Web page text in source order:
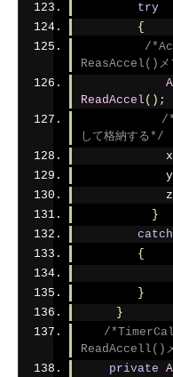
try
{
/
ReasAccel()メ
ReadAccel ();
/*
して格納する*/
}
catch
{
}
}
/
ReadAccell()
private